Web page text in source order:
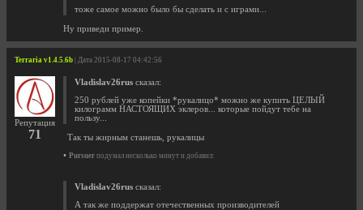
тоже самое можно было бы сделать и с играми...
Ну приведи пример.
Terraria v1.4.5.6b | Дата 2015-08-17 04:42:56
Репутация
71
Vladislav26rus сказал:
250 рублей уже копейки *рукалицо* можно же купить ЦЕЛЫЙ
килограмм НАСТОЯЩИХ эклеров... которые пойдут тебе на
пользу...
Так ты жирным станешь, рукалицы
• Pursuer подумал несколько минут и добавил:
Vladislav26rus сказал:
А так же поддержат отечественных производителей